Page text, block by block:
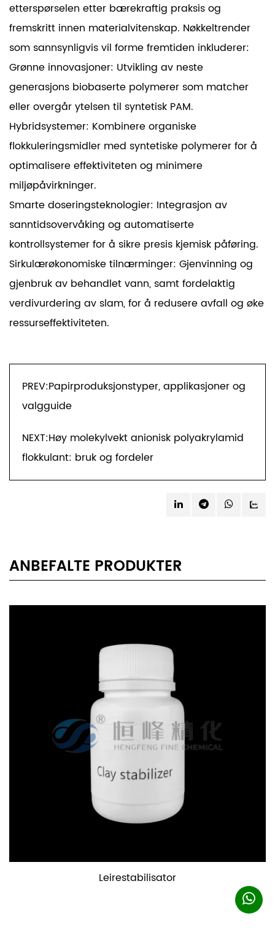
etterspørselen etter bærekraftig praksis og
fremskritt innen materialvitenskap. Nøkkeltrender
som sannsynligvis vil forme fremtiden inkluderer:
Grønne innovasjoner: Utvikling av neste
generasjons biobaserte polymerer som matcher
eller overgår ytelsen til syntetisk PAM.
Hybridsystemer: Kombinere organiske
flokkuleringsmidler med syntetiske polymerer for å
optimalisere effektiviteten og minimere
miljøpåvirkninger.
Smarte doseringsteknologier: Integrasjon av
sanntidsovervåking og automatiserte
kontrollsystemer for å sikre presis kjemisk påføring.
Sirkulærøkonomiske tilnærminger: Gjenvinning og
gjenbruk av behandlet vann, samt fordelaktig
verdivurdering av slam, for å redusere avfall og øke
ressurseffektiviteten.
PREV:Papirproduksjonstyper, applikasjoner og
valgguide
NEXT:Høy molekylvekt anionisk polyakrylamid
flokkulant: bruk og fordeler
ANBEFALTE PRODUKTER
Leirestabilisator